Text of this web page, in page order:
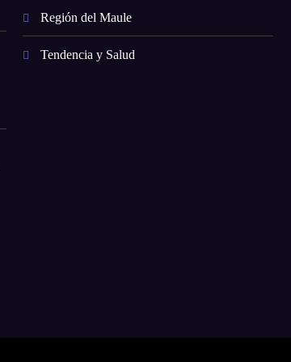
Región del Maule
Tendencia y Salud